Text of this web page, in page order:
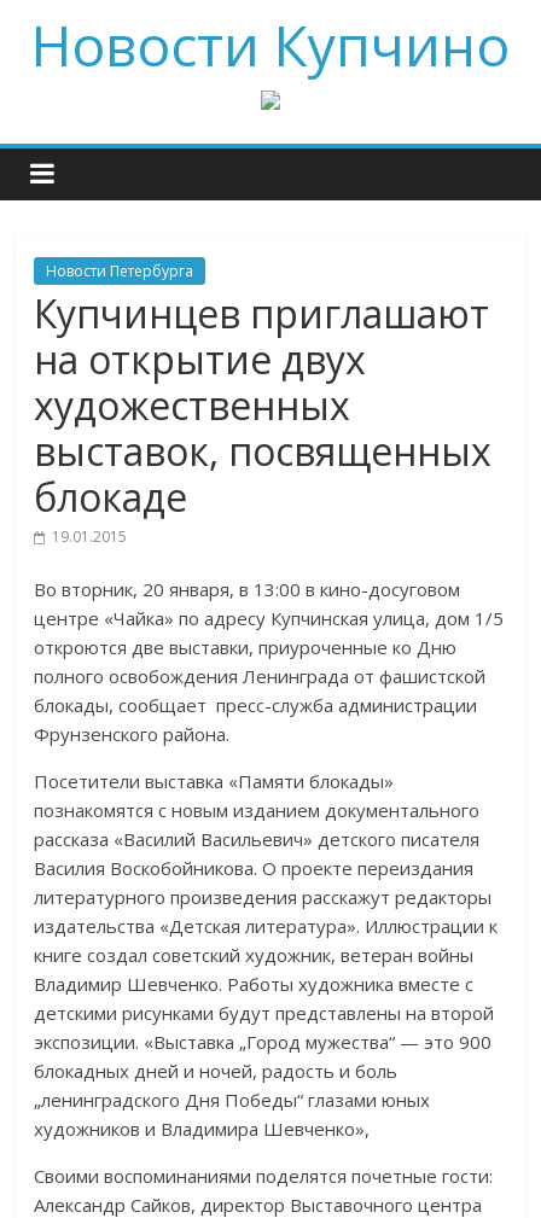
Новости Купчино
Новости Петербурга
Купчинцев приглашают
на открытие двух
художественных
выставок, посвященных
блокаде
19.01.2015
Во вторник, 20 января, в 13:00 в кино-досуговом
центре «Чайка» по адресу Купчинская улица, дом 1/5
откроются две выставки, приуроченные ко Дню
полного освобождения Ленинграда от фашистской
блокады, сообщает пресс-служба администрации
Фрунзенского района.
Посетители выставка «Памяти блокады»
познакомятся с новым изданием документального
рассказа «Василий Васильевич» детского писателя
Василия Воскобойникова. О проекте переиздания
литературного произведения расскажут редакторы
издательства «Детская литература». Иллюстрации к
книге создал советский художник, ветеран войны
Владимир Шевченко. Работы художника вместе с
детскими рисунками будут представлены на второй
экспозиции. «Выставка „Город мужества“ — это 900
блокадных дней и ночей, радость и боль
„ленинградского Дня Победы“ глазами юных
художников и Владимира Шевченко»,
Своими воспоминаниями поделятся почетные гости:
Александр Сайков, директор Выставочного центра